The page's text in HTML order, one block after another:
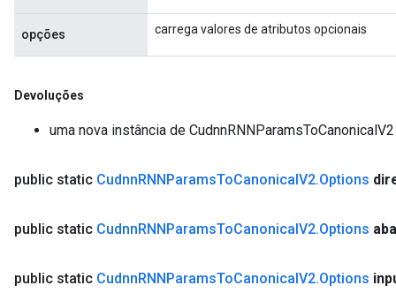
opções carrega valores de atributos opcionais
Devoluções
uma nova instância de CudnnRNNParamsToCanonicalV2
public static CudnnRNNParamsToCanonicalV2.Options
public static CudnnRNNParamsToCanonicalV2.Options
public static CudnnRNNParamsToCanonicalV2.Options